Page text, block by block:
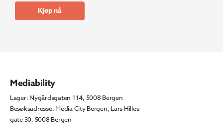
pris
pris
Kjøp nå
Mediability
Lager: Nygårdsgaten 114, 5008 Bergen
Besøksadresse: Media City Bergen, Lars Hilles
gate 30, 5008 Bergen